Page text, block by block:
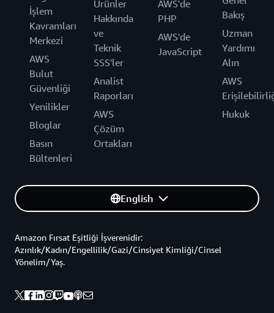
İşlem
Kavramları
Merkezi
AWS
Bulut
Güvenliği
Yenilikler
Bloglar
Basın
Bültenleri
Ürünler
Hakkında
ve
Teknik
SSS'ler
Analist
Raporları
AWS
Çözüm
Ortakları
AWS'de
PHP
AWS'de
JavaScript
Bakış
Uzman
Yardımı
Alın
AWS
Hukuk
English
Amazon Fırsat Eşitliği İşverenidir:
Azınlık/Kadın/Engellilik/Gazi/Cinsiyet Kimliği/Cinsel
Yönelim/Yaş.